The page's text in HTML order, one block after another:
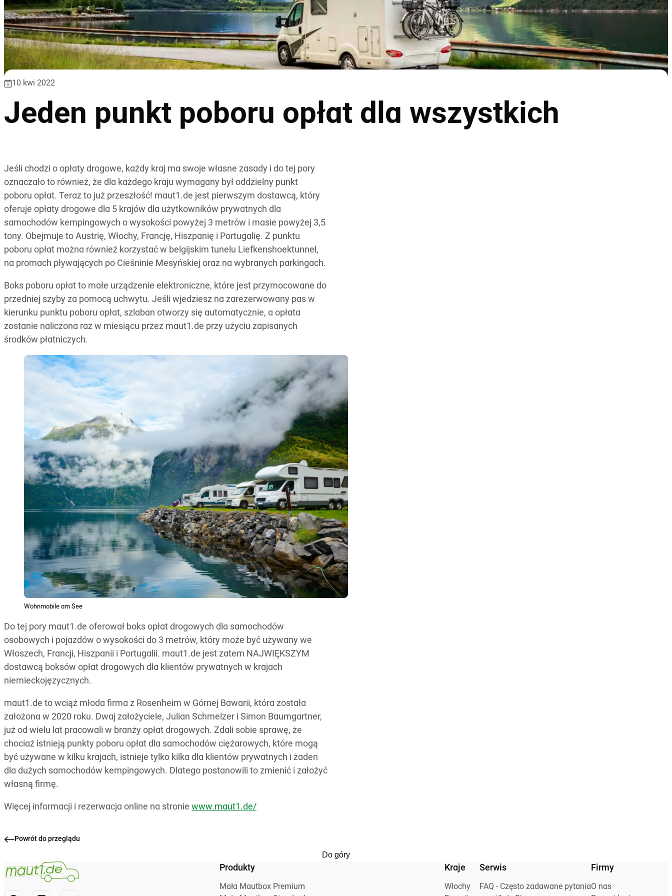
10 kwi 2022
Jeden punkt poboru opłat dla wszystkich
Jeśli chodzi o opłaty drogowe, każdy kraj ma swoje własne zasady i do tej pory
oznaczało to również, że dla każdego kraju wymagany był oddzielny punkt
poboru opłat. Teraz to już przeszłość! maut1.de jest pierwszym dostawcą, który
oferuje opłaty drogowe dla 5 krajów dla użytkowników prywatnych dla
samochodów kempingowych o wysokości powyżej 3 metrów i masie powyżej 3,5
tony. Obejmuje to Austrię, Włochy, Francję, Hiszpanię i Portugalię. Z punktu
poboru opłat można również korzystać w belgijskim tunelu Liefkenshoektunnel,
na promach pływających po Cieśninie Mesyńskiej oraz na wybranych parkingach.
Boks poboru opłat to małe urządzenie elektroniczne, które jest przymocowane do
przedniej szyby za pomocą uchwytu. Jeśli wjedziesz na zarezerwowany pas w
kierunku punktu poboru opłat, szlaban otworzy się automatycznie, a opłata
zostanie naliczona raz w miesiącu przez maut1.de przy użyciu zapisanych
środków płatniczych.
Wohnmobile am See
Do tej pory maut1.de oferował boks opłat drogowych dla samochodów
osobowych i pojazdów o wysokości do 3 metrów, który może być używany we
Włoszech, Francji, Hiszpanii i Portugalii. maut1.de jest zatem NAJWIĘKSZYM
dostawcą boksów opłat drogowych dla klientów prywatnych w krajach
niemieckojęzycznych.
maut1.de to wciąż młoda firma z Rosenheim w Górnej Bawarii, która została
założona w 2020 roku. Dwaj założyciele, Julian Schmelzer i Simon Baumgartner,
już od wielu lat pracowali w branży opłat drogowych. Zdali sobie sprawę, że
chociaż istnieją punkty poboru opłat dla samochodów ciężarowych, które mogą
być używane w kilku krajach, istnieje tylko kilka dla klientów prywatnych i żaden
dla dużych samochodów kempingowych. Dlatego postanowili to zmienić i założyć
własną firmę.
Więcej informacji i rezerwacja online na stronie www.maut1.de/
Powrót do przeglądu
Do góry
Produkty
Mała Mautbox Premium
Kraje
Włochy
Serwis
FAQ - Często zadawane pytania
Firmy
O nas